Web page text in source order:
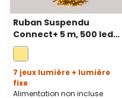
Ruban Suspendu
Connect+ 5 m, 500 led
blanc chaud, câble vert
7 jeux lumière + lumière
fixe
Alimentation non incluse